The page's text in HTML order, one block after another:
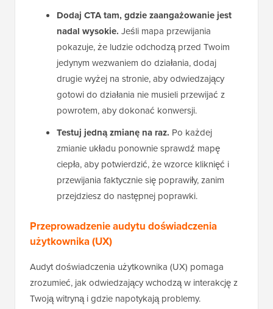
Dodaj CTA tam, gdzie zaangażowanie jest
nadal wysokie. Jeśli mapa przewijania
pokazuje, że ludzie odchodzą przed Twoim
jedynym wezwaniem do działania, dodaj
drugie wyżej na stronie, aby odwiedzający
gotowi do działania nie musieli przewijać z
powrotem, aby dokonać konwersji.
Testuj jedną zmianę na raz. Po każdej
zmianie układu ponownie sprawdź mapę
ciepła, aby potwierdzić, że wzorce kliknięć i
przewijania faktycznie się poprawiły, zanim
przejdziesz do następnej poprawki.
Przeprowadzenie audytu doświadczenia
użytkownika (UX)
Audyt doświadczenia użytkownika (UX) pomaga
zrozumieć, jak odwiedzający wchodzą w interakcję z
Twoją witryną i gdzie napotykają problemy.